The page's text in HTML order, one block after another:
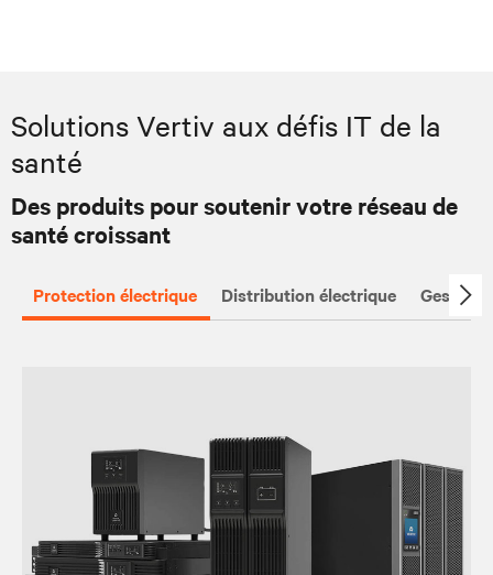
Solutions Vertiv aux défis IT de la
santé
Des produits pour soutenir votre réseau de
santé croissant
Protection électrique Distribution électrique Gestion